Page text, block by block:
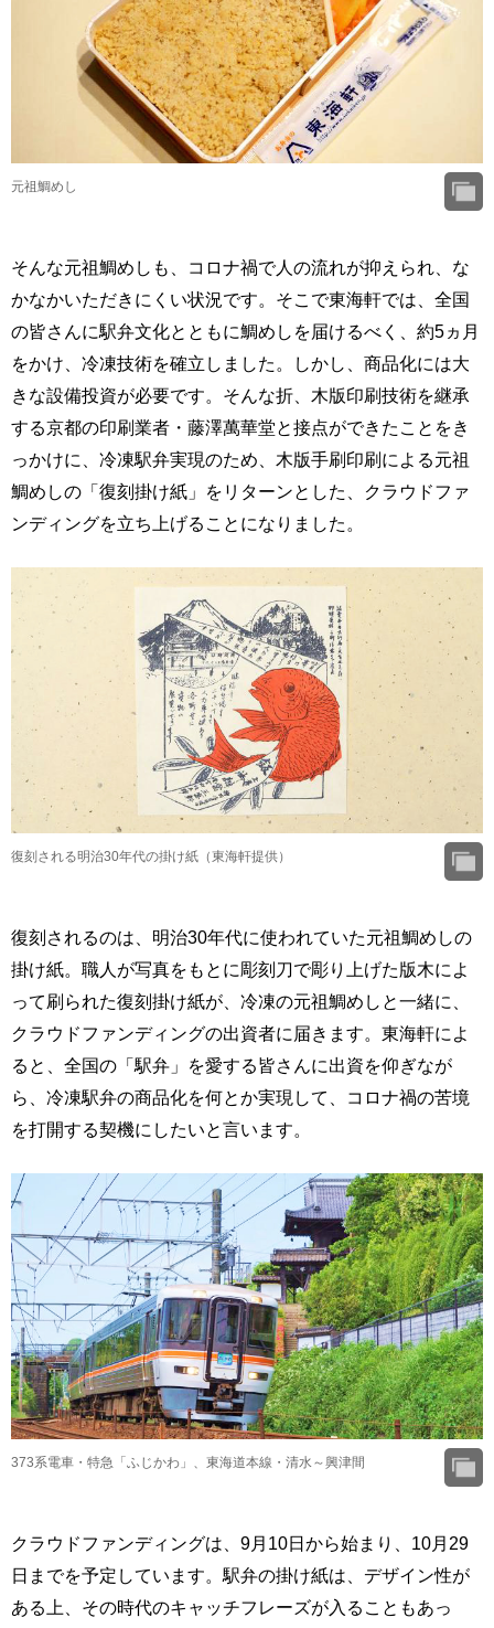
元祖鯛めし
そんな元祖鯛めしも、コロナ禍で人の流れが抑えられ、な
かなかいただきにくい状況です。そこで東海軒では、全国
の皆さんに駅弁文化とともに鯛めしを届けるべく、約5ヵ月
をかけ、冷凍技術を確立しました。しかし、商品化には大
きな設備投資が必要です。そんな折、木版印刷技術を継承
する京都の印刷業者・藤澤萬華堂と接点ができたことをき
っかけに、冷凍駅弁実現のため、木版手刷印刷による元祖
鯛めしの「復刻掛け紙」をリターンとした、クラウドファ
ンディングを立ち上げることになりました。
復刻される明治30年代の掛け紙（東海軒提供）
復刻されるのは、明治30年代に使われていた元祖鯛めしの
掛け紙。職人が写真をもとに彫刻刀で彫り上げた版木によ
って刷られた復刻掛け紙が、冷凍の元祖鯛めしと一緒に、
クラウドファンディングの出資者に届きます。東海軒によ
ると、全国の「駅弁」を愛する皆さんに出資を仰ぎなが
ら、冷凍駅弁の商品化を何とか実現して、コロナ禍の苦境
を打開する契機にしたいと言います。
373系電車・特急「ふじかわ」、東海道本線・清水～興津間
クラウドファンディングは、9月10日から始まり、10月29
日までを予定しています。駅弁の掛け紙は、デザイン性が
ある上、その時代のキャッチフレーズが入ることもあっ